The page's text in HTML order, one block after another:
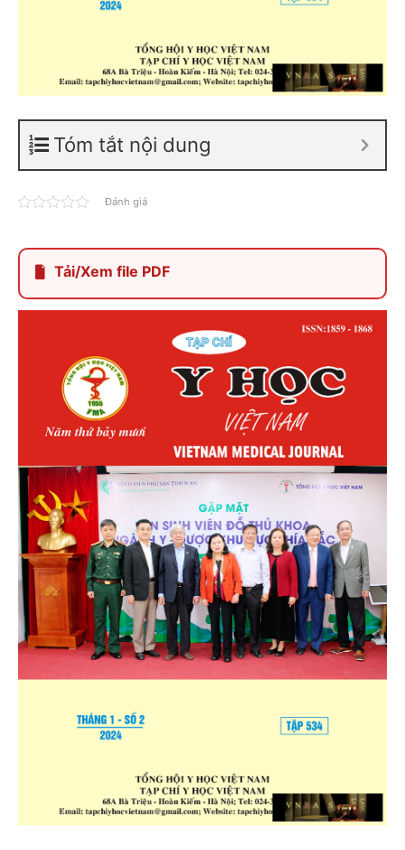
Tóm tắt nội dung
Đánh giá
Tải/Xem file PDF